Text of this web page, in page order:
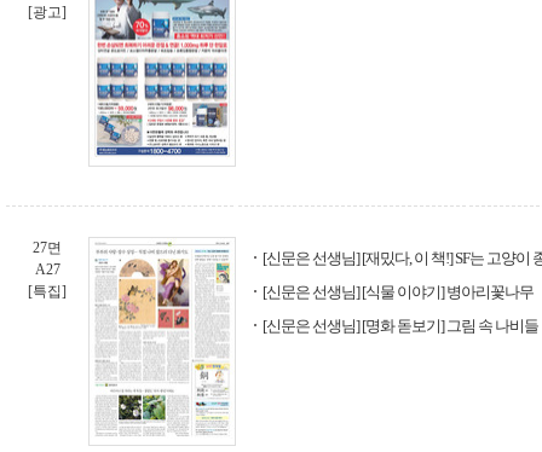
[광고]
27면
A27
[특집]
[신문은 선생님] [재밌다, 이 책!] SF는 고양이
[신문은 선생님] [식물 이야기] 병아리꽃나무
[신문은 선생님] [명화 돋보기] 그림 속 나비들